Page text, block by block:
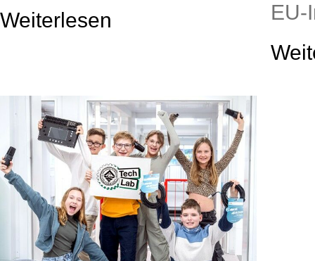
Weiterlesen